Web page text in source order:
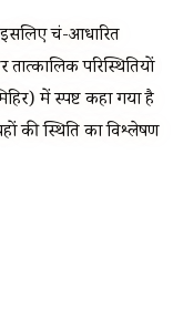
चंद्र-आधारित
परिस्थितियों
में स्पष्ट कहा गया है
की स्थिति का विश्लेषण